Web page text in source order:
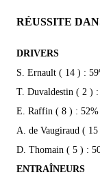
RÉUSSITE
DRIVERS
S. Ernault ( 14 ) :
T. Duvaldestin ( 2 )
E. Raffin ( 8 ) :
A. de Vaugiraud (
D. Thomain ( 5 ) :
ENTRAÎNEURS